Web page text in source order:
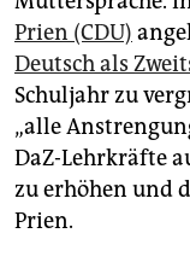
Prien (CDU)
Deutsch als
Schuljahr zu
„alle
DaZ-Lehrkräfte
zu erhöhen und
Prien.